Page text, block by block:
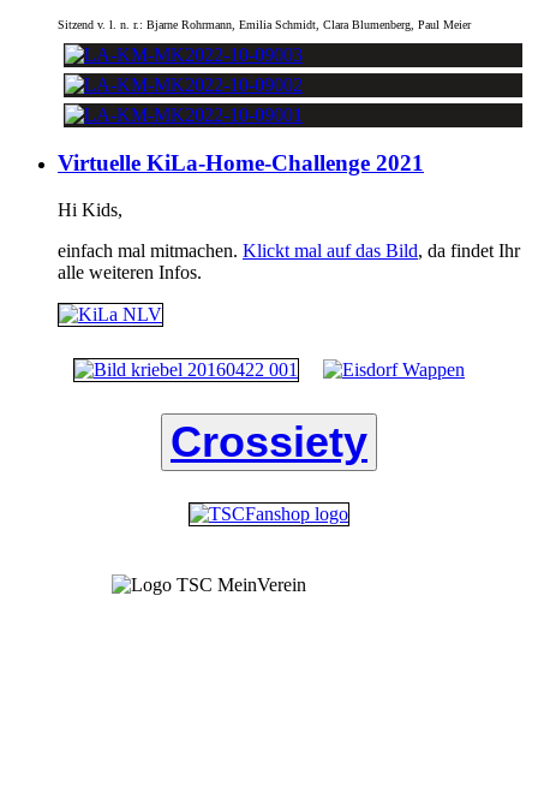
Sitzend v. l. n. r.: Bjarne Rohrmann, Emilia Schmidt, Clara Blumenberg, Paul Meier
Virtuelle KiLa-Home-Challenge 2021
Hi Kids,
einfach mal mitmachen. Klickt mal auf das Bild, da findet Ihr
alle weiteren Infos.
Crossiety